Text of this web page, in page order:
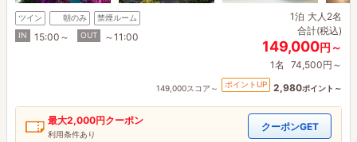
ツイン 朝のみ
禁煙ルーム
IN
15:00～ OUT ～11:00
1泊 大人2名
合計(税込)
149,000円～
1名 74,500円～
149,000スコア～ ポイントUP 2,980ポイント～
最大2,000円クーポン
利用条件あり
クーポンGET